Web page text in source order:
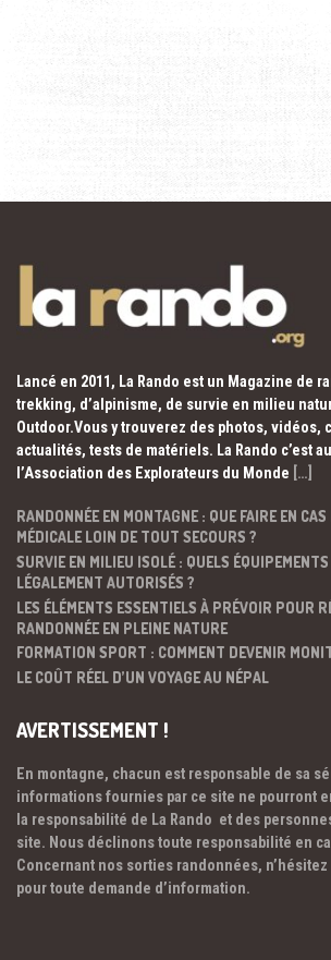
Lancé en 2011, La Rando est un Magazine de
trekking, d’alpinisme, de survie en milieu
Outdoor.Vous y trouverez des photos, vidéos,
actualités, tests de matériels. La Rando c’est
l’Association des Explorateurs du Monde […]
RANDONNÉE EN MONTAGNE : QUE FAIRE EN CAS
MÉDICALE LOIN DE TOUT SECOURS ?
SURVIE EN MILIEU ISOLÉ : QUELS
LÉGALEMENT AUTORISÉS ?
LES ÉLÉMENTS ESSENTIELS À PRÉVOIR POUR
RANDONNÉE EN PLEINE NATURE
FORMATION SPORT : COMMENT DEVENIR
LE COÛT RÉEL D’UN VOYAGE AU NÉPAL
AVERTISSEMENT !
En montagne, chacun est responsable de sa
informations fournies par ce site ne pourront
la responsabilité de La Rando et des
site. Nous déclinons toute responsabilité en
Concernant nos sorties randonnées,
pour toute demande d’information.